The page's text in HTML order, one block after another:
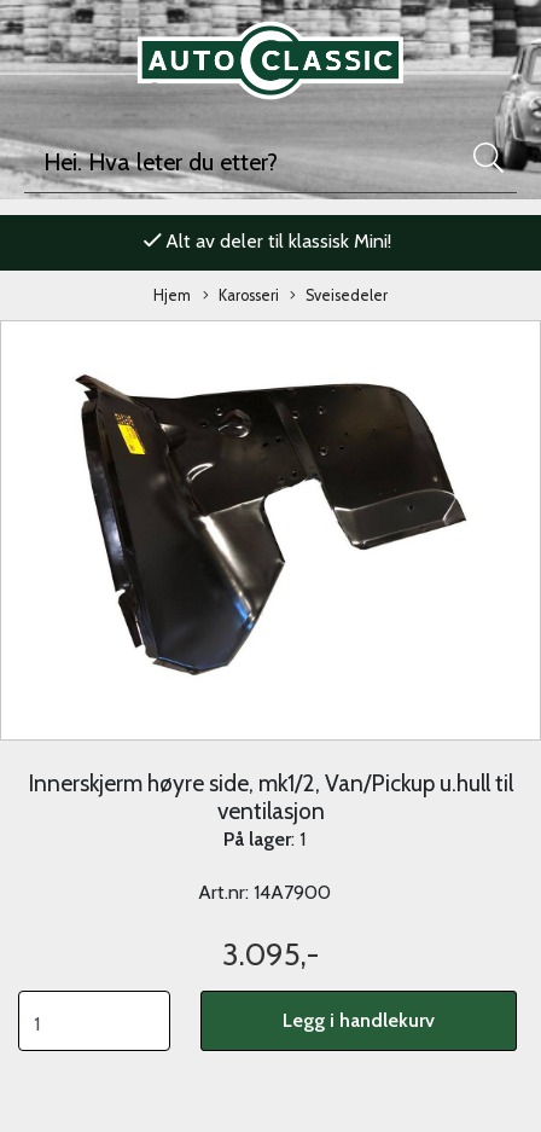
Alt av deler til klassisk Mini!
Hjem Karosseri Sveisedeler
Innerskjerm høyre side, mk1/2, Van/Pickup u.hull til
ventilasjon
På lager: 1
Art.nr: 14A7900
3.095,-
Legg i handlekurv